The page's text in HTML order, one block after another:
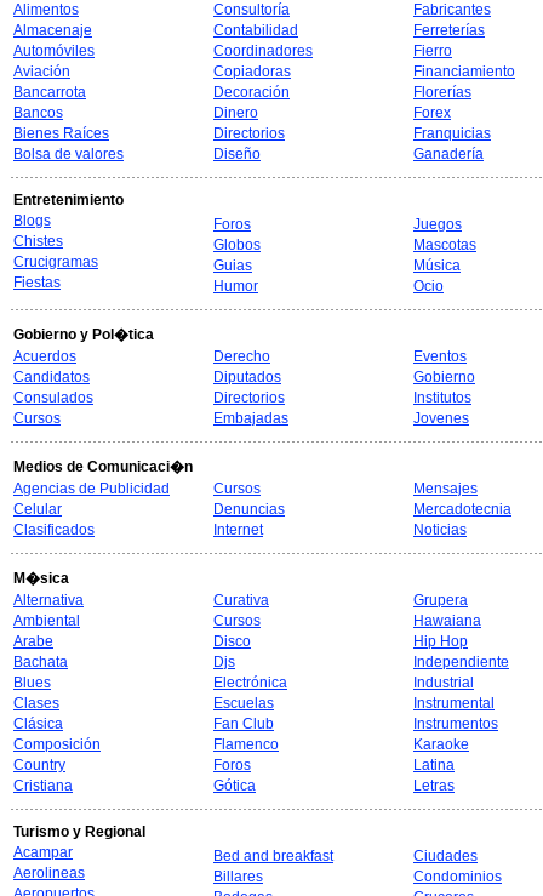
Alimentos
Almacenaje
Automóviles
Aviación
Bancarrota
Bancos
Bienes Raíces
Bolsa de valores
Consultoría
Contabilidad
Coordinadores
Copiadoras
Decoración
Dinero
Directorios
Diseño
Fabricantes
Ferreterías
Fierro
Financiamiento
Florerías
Forex
Franquicias
Ganadería
Entretenimiento
Blogs
Chistes
Crucigramas
Fiestas
Foros
Globos
Guias
Humor
Juegos
Mascotas
Música
Ocio
Gobierno y Pol�tica
Acuerdos
Candidatos
Consulados
Cursos
Derecho
Diputados
Directorios
Embajadas
Eventos
Gobierno
Institutos
Jovenes
Medios de Comunicaci�n
Agencias de Publicidad
Celular
Clasificados
Cursos
Denuncias
Internet
Mensajes
Mercadotecnia
Noticias
M�sica
Alternativa
Ambiental
Arabe
Bachata
Blues
Clases
Clásica
Composición
Country
Cristiana
Curativa
Cursos
Disco
Djs
Electrónica
Escuelas
Fan Club
Flamenco
Foros
Gótica
Grupera
Hawaiana
Hip Hop
Independiente
Industrial
Instrumental
Instrumentos
Karaoke
Latina
Letras
Turismo y Regional
Acampar
Aerolineas
Bed and breakfast
Billares
Ciudades
Condominios